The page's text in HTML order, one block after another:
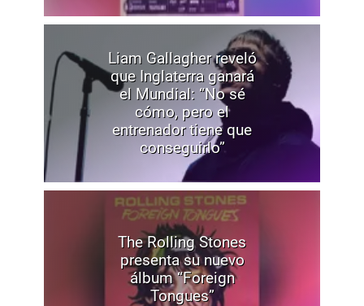
Liam Gallagher reveló
que Inglaterra ganará
el Mundial: “No sé
cómo, pero el
entrenador tiene que
conseguirlo”
The Rolling Stones
presenta su nuevo
álbum “Foreign
Tongues”